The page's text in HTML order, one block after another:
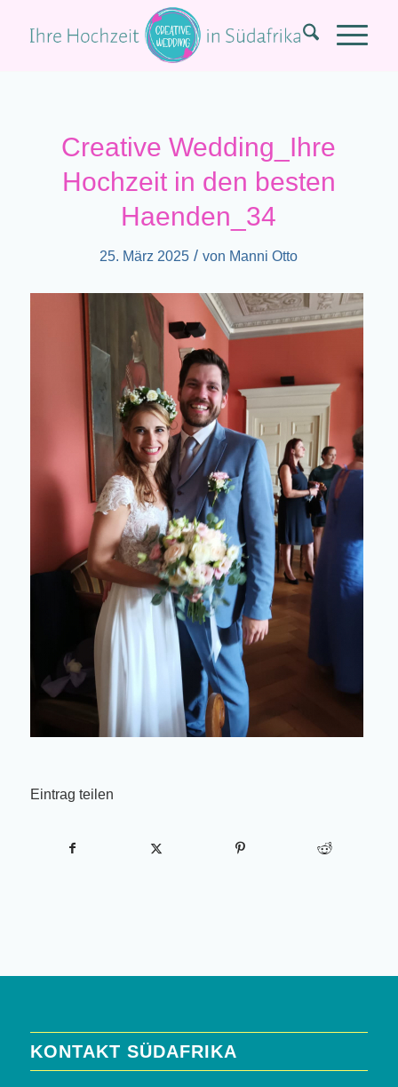
Creative Wedding_Ihre
Hochzeit in den besten
Haenden_34
25. März 2025 / von Manni Otto
Eintrag teilen
KONTAKT SÜDAFRIKA